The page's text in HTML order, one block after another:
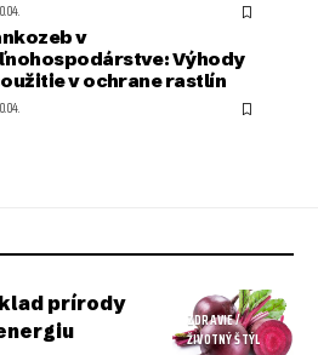
v
Výhody
v ochrane rastlín
ZDRAVIE /
ŽIVOTNÝ ŠTÝL
prírody